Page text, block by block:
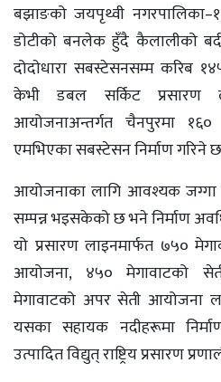
बझाङको जयपृथ्वी
डोटीको बनलेक हुँदै कैलालीको
दोदाेधारा सबस्टेसनसम्म करिब
केभी डबल सर्किट प्रसारण
आयोजनाअन्तर्गत चैनपुरमा
एमभिएका सबस्टेसन निर्माण गरिने
आयोजनाका लागि आवश्यक जग्गा
सम्पन्न भइसकेको छ भने निर्माण
यो प्रसारण लाइनमार्फत ७५०
आयोजना, ४५० मेगावाटको
मेगावाटको अपर सेती आयोजना
यसका सहायक नदीहरूमा
उत्पादित विद्युत् राष्ट्रिय प्रसारण